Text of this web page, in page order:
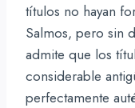
títulos no hayan
Salmos, pero sin
admite que los
considerable
perfectamente